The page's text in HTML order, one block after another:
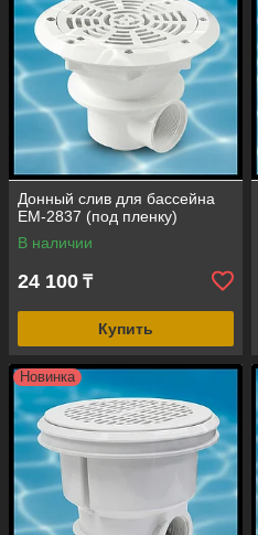
Донный слив для бассейна
EM-2837 (под пленку)
В наличии
24 100 ₸
Купить
Новинка